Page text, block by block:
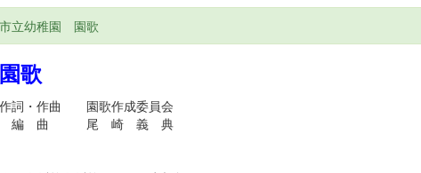
市立幼稚園 園歌
園歌
作詞・作曲 園歌作成委員会
編 曲 尾 崎 義 典